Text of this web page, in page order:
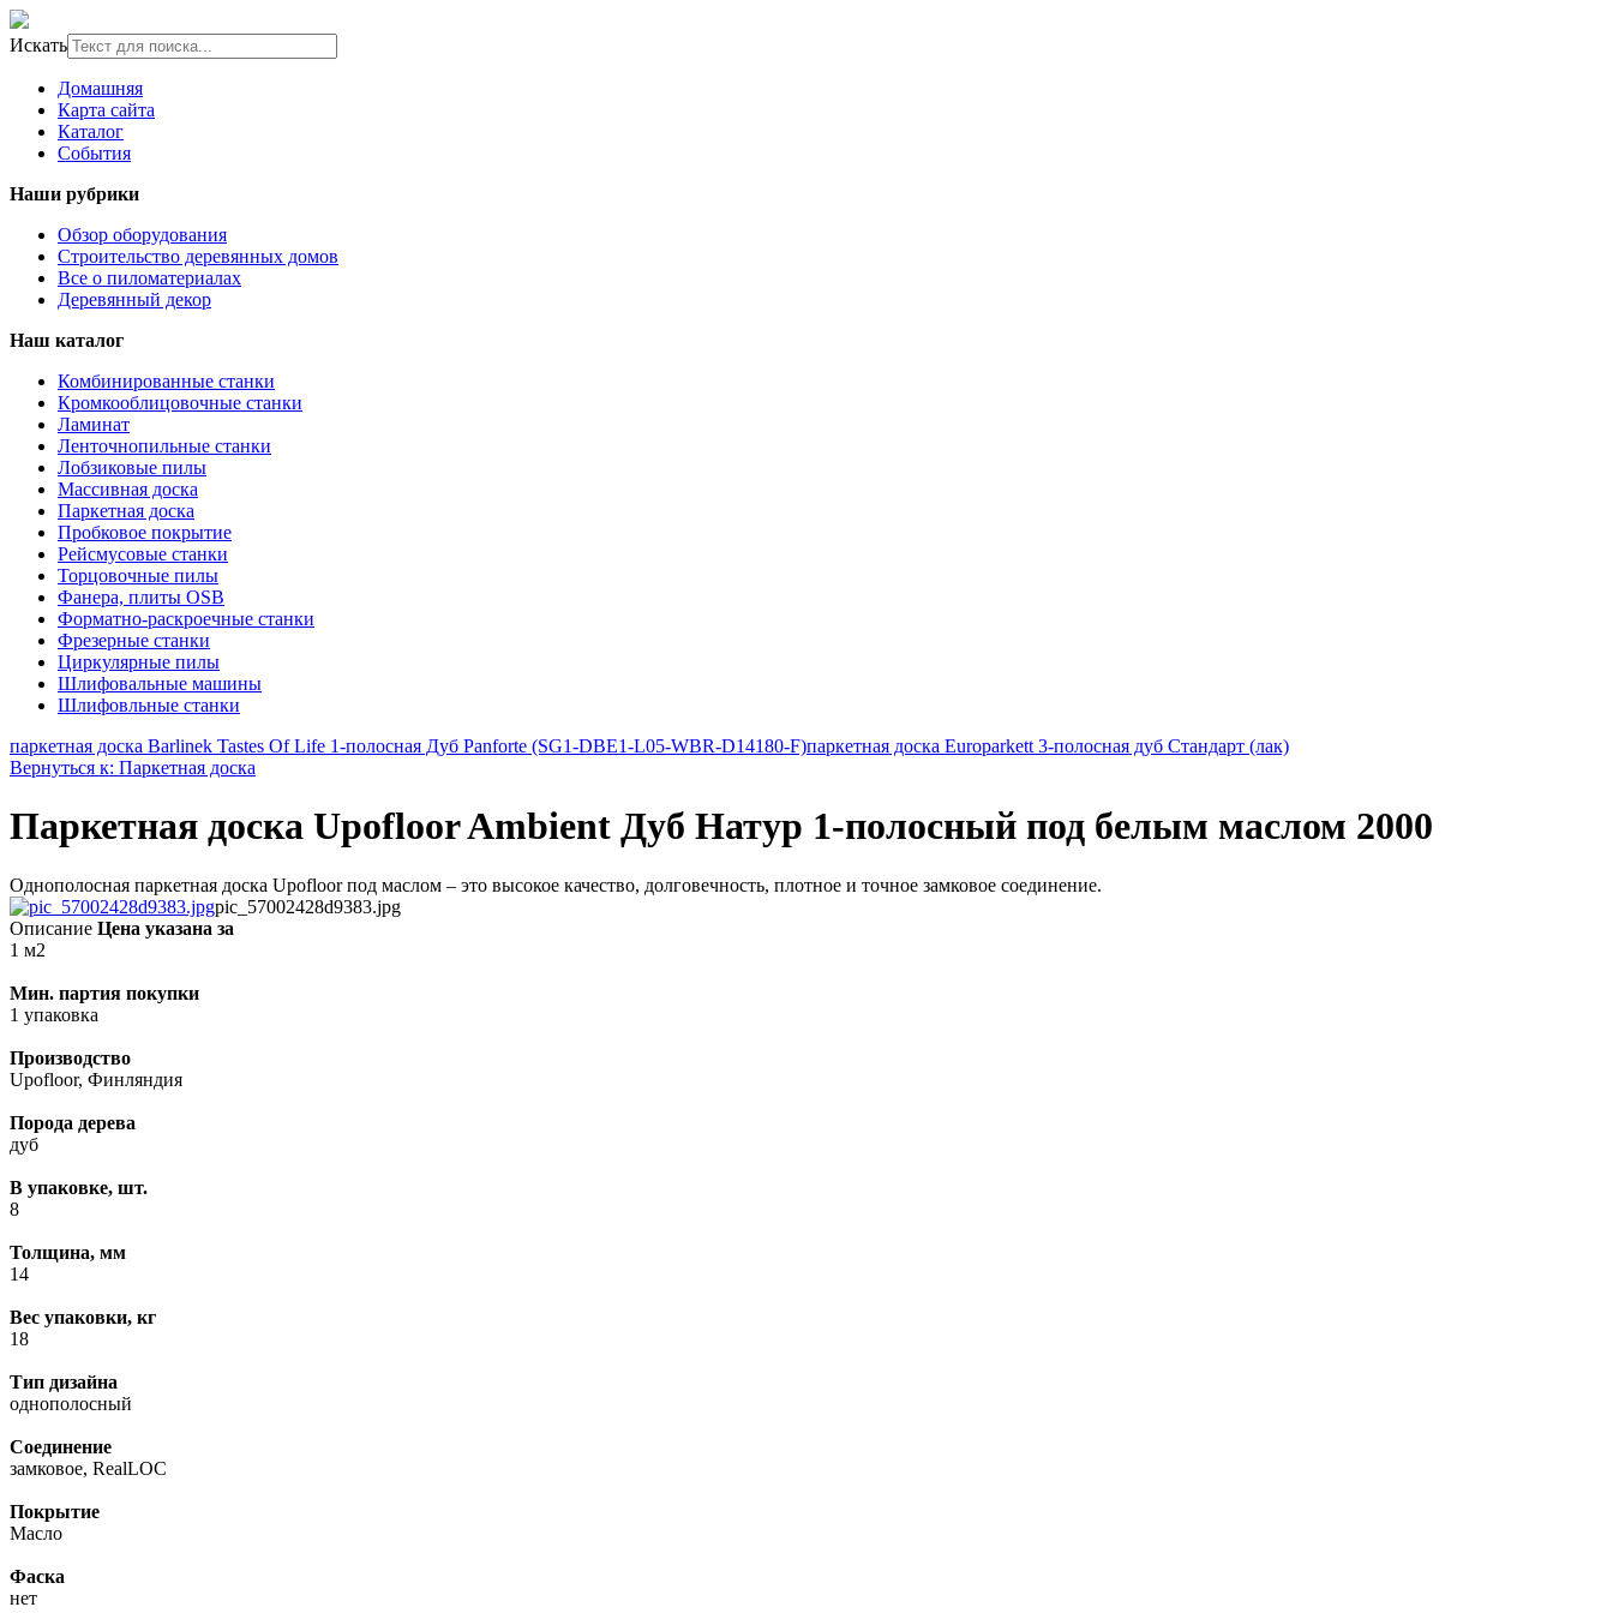
Искать
Домашняя
Карта сайта
Каталог
События
Наши рубрики
Обзор оборудования
Строительство деревянных домов
Все о пиломатериалах
Деревянный декор
Наш каталог
Комбинированные станки
Кромкооблицовочные станки
Ламинат
Ленточнопильные станки
Лобзиковые пилы
Массивная доска
Паркетная доска
Пробковое покрытие
Рейсмусовые станки
Торцовочные пилы
Фанера, плиты OSB
Форматно-раскроечные станки
Фрезерные станки
Циркулярные пилы
Шлифовальные машины
Шлифовльные станки
паркетная доска Barlinek Tastes Of Life 1-полосная Дуб Panforte (SG1-DBE1-L05-WBR-D14180-F)паркетная доска Europarkett 3-полосная дуб Стандарт (лак)
Вернуться к: Паркетная доска
Паркетная доска Upofloor Ambient Дуб Натур 1-полосный под белым маслом 2000
Однополосная паркетная доска Upofloor под маслом – это высокое качество, долговечность, плотное и точное замковое соединение.
pic_57002428d9383.jpg
Описание Цена указана за
1 м2
Мин. партия покупки
1 упаковка
Производство
Upofloor, Финляндия
Порода дерева
дуб
В упаковке, шт.
8
Толщина, мм
14
Вес упаковки, кг
18
Тип дизайна
однополосный
Соединение
замковое, RealLOC
Покрытие
Масло
Фаска
нет